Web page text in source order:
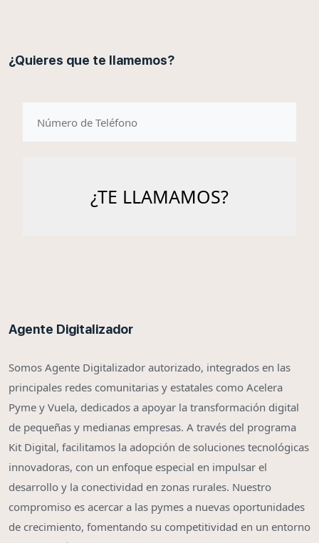
¿Quieres que te llamemos?
Agente Digitalizador
Somos Agente Digitalizador autorizado, integrados en las
principales redes comunitarias y estatales como Acelera
Pyme y Vuela, dedicados a apoyar la transformación digital
de pequeñas y medianas empresas. A través del programa
Kit Digital, facilitamos la adopción de soluciones tecnológicas
innovadoras, con un enfoque especial en impulsar el
desarrollo y la conectividad en zonas rurales. Nuestro
compromiso es acercar a las pymes a nuevas oportunidades
de crecimiento, fomentando su competitividad en un entorno